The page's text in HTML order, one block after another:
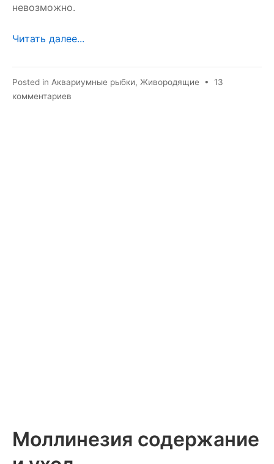
невозможно.
Читать далее...
Posted in Аквариумные рыбки, Живородящие • 13
комментариев
Моллинезия содержание